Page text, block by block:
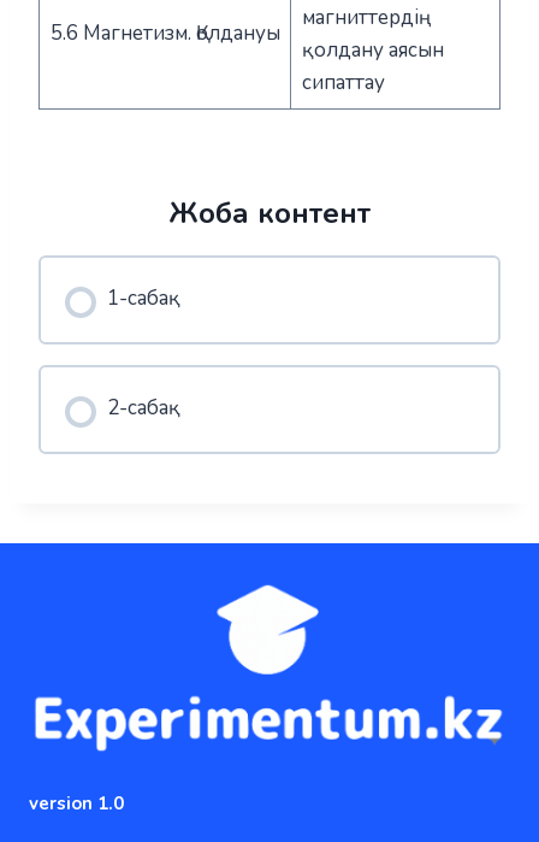
5.6 Магнетизм. Қолдануы
магниттердің
қолдану аясын
сипаттау
Жоба контент
1-сабақ
2-сабақ
version 1.0